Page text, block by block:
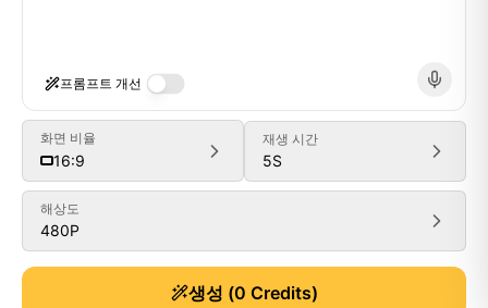
프롬프트 개선
화면 비율
16:9
재생 시간
5S
해상도
480P
생성 (0 Credits)
Generate